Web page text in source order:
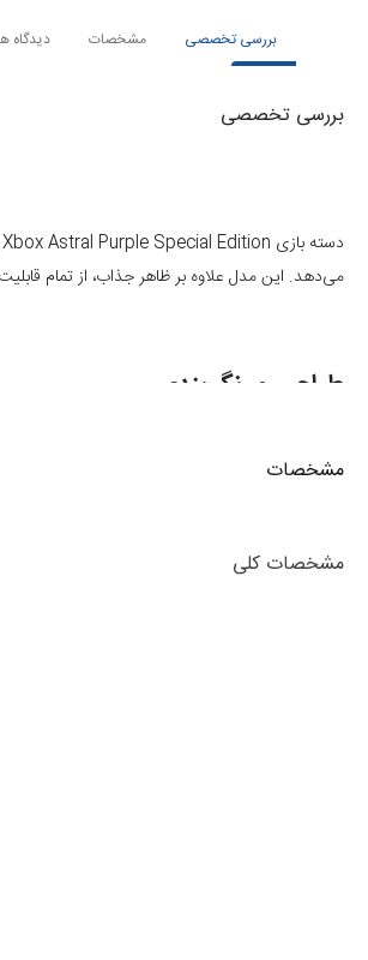
بررسی تخصصی مشخصات دیدگاه
بررسی تخصصی
می‌دهد. این مدل علاوه بر ظاهر جذاب، از تمام
طراحی و رنگ‌بندی
طراحی هستند، انتخابی ایده‌آل است.
مشخصات فنی و فیزیکی
مشخصات
مشخصات کلی